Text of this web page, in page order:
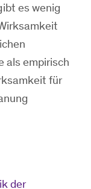
es wenig
als empirisch
für
der